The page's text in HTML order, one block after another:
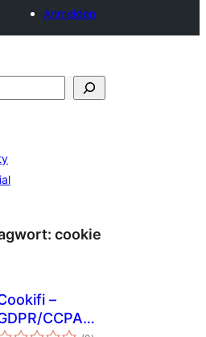
Anmelden
cookie
–
CCPA
Bewertungen